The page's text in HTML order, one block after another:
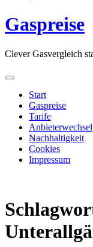
content
Gaspreise
Clever Gasvergleich
Start
Gaspreise
Tarife
Anbieterwechsel
Nachhaltigkeit
Cookies
Impressum